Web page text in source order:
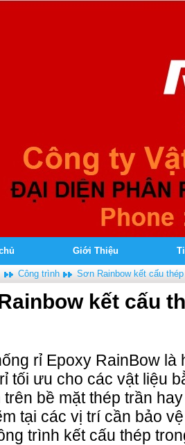
Giới Thiệu
Công trình Sơn Rainbow kết cấu thép
kết cấu
rỉ Epoxy RainBow
tối ưu cho các vật liệu
trên bề mặt thép trần
tại các vị trí cần bảo
trình kết cấu thép